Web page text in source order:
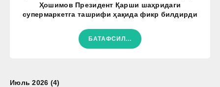
Ҳошимов Президент Қарши шаҳридаги
супермаркетга ташрифи ҳақида фикр билдирди
БАТАФСИЛ...
Июль 2026 (4)